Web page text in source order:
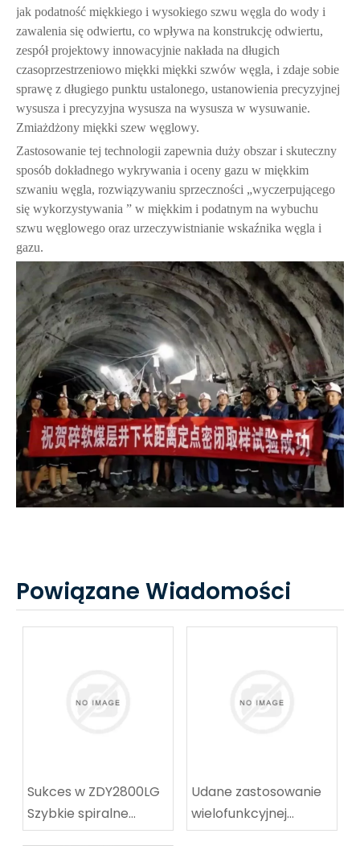
jak podatność miękkiego i wysokiego szwu węgla do wody i
zawalenia się odwiertu, co wpływa na konstrukcję odwiertu,
zespół projektowy innowacyjnie nakłada na długich
czasoprzestrzeniowo miękki miękki szwów węgla, i zdaje sobie
sprawę z długiego punktu ustalonego, ustanowienia precyzyjnej
wysusza i precyzyjna wysusza na wysusza w wysuwanie.
Zmiażdżony miękki szew węglowy.
Zastosowanie tej technologii zapewnia duży obszar i skuteczny
sposób dokładnego wykrywania i oceny gazu w miękkim
szwaniu węgla, rozwiązywaniu sprzeczności „wyczerpującego
się wykorzystywania ” w miękkim i podatnym na wybuchu
szwu węglowego oraz urzeczywistnianie wskaźnika węgla i
gazu.
Powiązane Wiadomości
Sukces w ZDY2800LG
Szybkie spiralne
wyposażenie
Udane zastosowanie
wielofunkcyjnej
maszyny do